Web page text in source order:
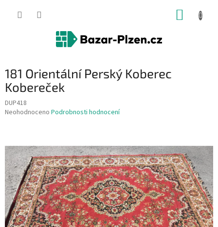
181 Orientální Perský Koberec
Kobereček
DUP418
Průměrné
0,0
z
5
hvězdiček.
Neohodnoceno Podrobnosti hodnocení